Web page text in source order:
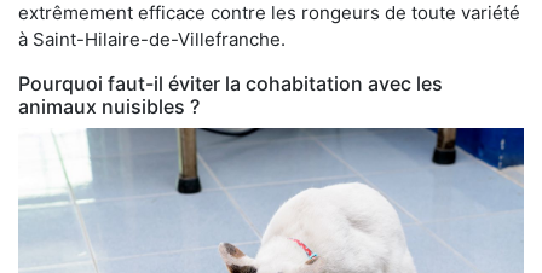
extrêmement efficace contre les rongeurs de toute variété
à Saint-Hilaire-de-Villefranche.
Pourquoi faut-il éviter la cohabitation avec les
animaux nuisibles ?